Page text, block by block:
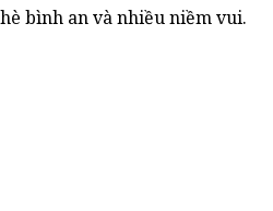
bình an và nhiều niềm vui.